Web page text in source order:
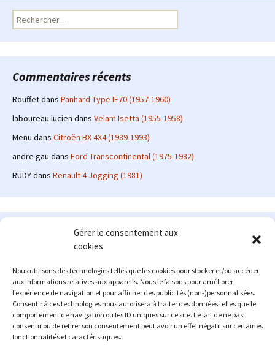
Gérer le consentement aux
cookies
Nous utilisons des technologies telles que les cookies pour stocker et/ou accéder
aux informations relatives aux appareils. Nous le faisons pour améliorer
l’expérience de navigation et pour afficher des publicités (non-)personnalisées.
Consentir à ces technologies nous autorisera à traiter des données telles que le
comportement de navigation ou les ID uniques sur ce site. Le fait de ne pas
consentir ou de retirer son consentement peut avoir un effet négatif sur certaines
fonctionnalités et caractéristiques.
Rechercher :
Commentaires récents
Rouffetdans Panhard Type IE70 (1957-1960)
laboureau lucien dans Velam Isetta (1955-1958)
Menu dans Citroën BX 4X4 (1989-1993)
andre gau dans Ford Transcontinental (1975-1982)
RUDYdans Renault 4 Jogging (1981)
Le site en quelques mots
: passionné d'automobile ancienne depuis de
nombreuses années, j'ai commencé à partager ma passion sur
internet à partir de 2009 au travers d'un blog qui a connu un relatif
succès. Fin 2013, je décide de prendre mon autonomie et me lancer
avec mon propre site : l'Automobile Ancienne.
Me contacter : alex(at)lautomobileancienne.com